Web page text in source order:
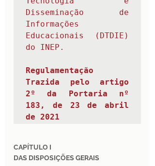
Disseminação de
Informações
Educacionais (DTDIE)
do INEP.
Regulamentação
Trazida pelo artigo
2º da Portaria nº
183, de 23 de abril
de 2021
CAPÍTULO I
DAS DISPOSIÇÕES GERAIS